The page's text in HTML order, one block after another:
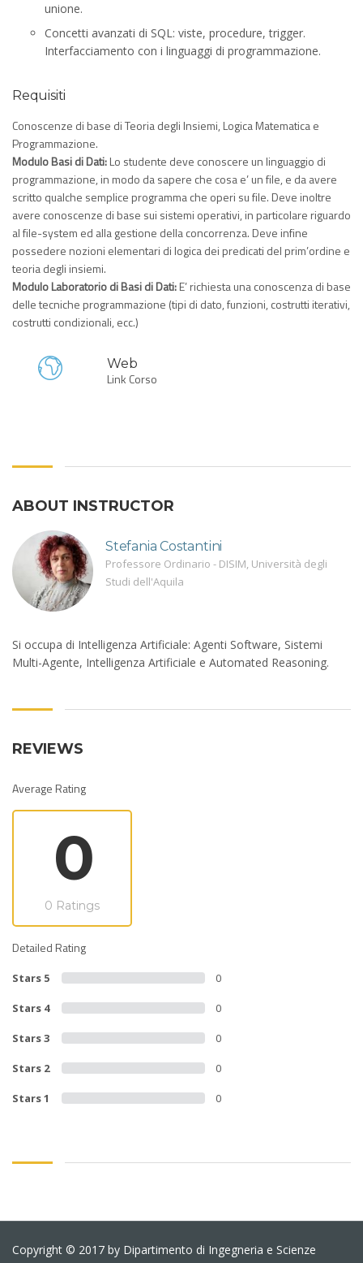
unione.
Concetti avanzati di SQL: viste, procedure, trigger.
Interfacciamento con i linguaggi di programmazione.
Requisiti
Conoscenze di base di Teoria degli Insiemi, Logica Matematica e
Programmazione.
Modulo Basi di Dati:Lo studente deve conoscere un linguaggio di
programmazione, in modo da sapere che cosa e’ un file, e da avere
scritto qualche semplice programma che operi su file. Deve inoltre
avere conoscenze di base sui sistemi operativi, in particolare riguardo
al file-system ed alla gestione della concorrenza. Deve infine
possedere nozioni elementari di logica dei predicati del prim’ordine e
teoria degli insiemi.
Modulo Laboratorio di Basi di Dati:E’ richiesta una conoscenza di base
delle tecniche programmazione (tipi di dato, funzioni, costrutti iterativi,
costrutti condizionali, ecc.)
Web
Link Corso
ABOUT INSTRUCTOR
Stefania Costantini
Professore Ordinario - DISIM, Università degli
Studi dell'Aquila
Si occupa di Intelligenza Artificiale: Agenti Software, Sistemi
Multi-Agente, Intelligenza Artificiale e Automated Reasoning.
REVIEWS
Average Rating
0
0 Ratings
Detailed Rating
Stars 5 0
Stars 4 0
Stars 3 0
Stars 2 0
Stars 1 0
Copyright © 2017 by Dipartimento di Ingegneria e Scienze